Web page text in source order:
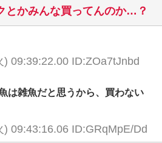
とかみんな買ってんのか…？
) 09:39:22.00 ID:ZOa7tJnbd
は雑魚だと思うから、買わない
) 09:43:16.06 ID:GRqMpE/Dd